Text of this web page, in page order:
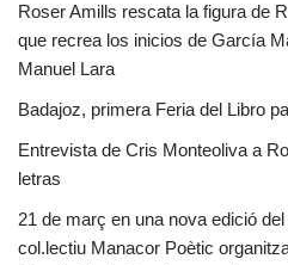
Roser Amills rescata la figura de
que recrea los inicios de García
Manuel Lara
Badajoz, primera Feria del Libro
Entrevista de Cris Monteoliva a
letras
21 de març en una nova edició
col.lectiu Manacor Poètic